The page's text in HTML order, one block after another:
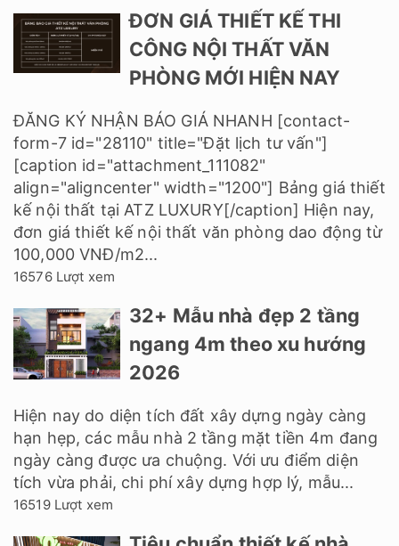
ĐƠN GIÁ THIẾT KẾ THI
CÔNG NỘI THẤT VĂN
PHÒNG MỚI HIỆN NAY
ĐĂNG KÝ NHẬN BÁO GIÁ NHANH [contact-
form-7 id="28110" title="Đặt lịch tư vấn"]
[caption id="attachment_111082"
align="aligncenter" width="1200"] Bảng giá thiết
kế nội thất tại ATZ LUXURY[/caption] Hiện nay,
đơn giá thiết kế nội thất văn phòng dao động từ
100,000 VNĐ/m2...
16576 Lượt xem
32+ Mẫu nhà đẹp 2 tầng
ngang 4m theo xu hướng
2026
Hiện nay do diện tích đất xây dựng ngày càng
hạn hẹp, các mẫu nhà 2 tầng mặt tiền 4m đang
ngày càng được ưa chuộng. Với ưu điểm diện
tích vừa phải, chi phí xây dựng hợp lý, mẫu...
16519 Lượt xem